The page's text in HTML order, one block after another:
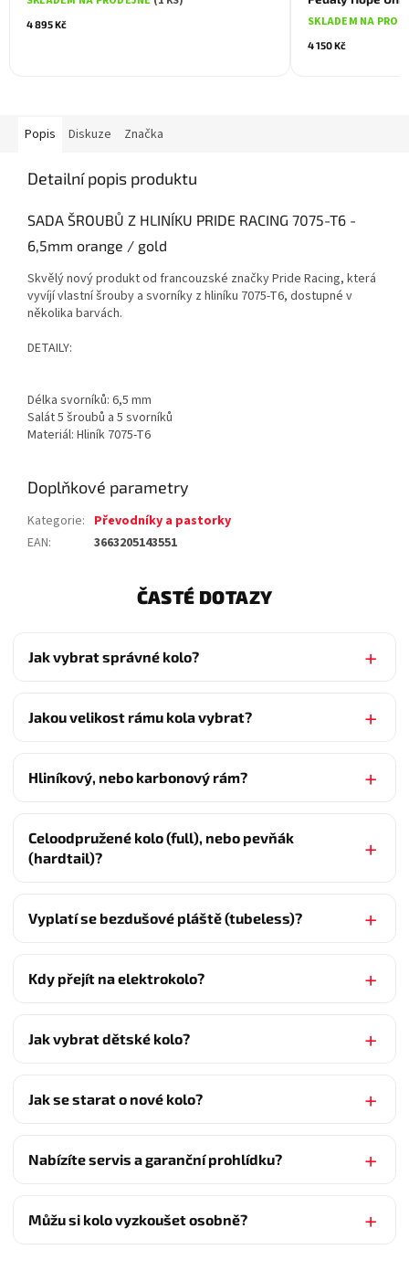
4 895 Kč SKLADEM NA
4 150 Kč
Popis Diskuze Značka
Detailní popis produktu
SADA ŠROUBŮ Z HLINÍKU PRIDE RACING 7075-T6 -
6,5mm orange / gold
Skvělý nový produkt od francouzské značky Pride Racing, která
vyvíjí vlastní šrouby a svorníky z hliníku 7075-T6, dostupné v
několika barvách.
DETAILY:
Délka svorníků: 6,5 mm
Salát 5 šroubů a 5 svorníků
Materiál: Hliník 7075-T6
Doplňkové parametry
Kategorie: Převodníky a pastorky
EAN: 3663205143551
ČASTÉ DOTAZY
Jak vybrat správné kolo?
Jakou velikost rámu kola vybrat?
Hliníkový, nebo karbonový rám?
Celoodpružené kolo (full), nebo pevňák
(hardtail)?
Vyplatí se bezdušové pláště (tubeless)?
Kdy přejít na elektrokolo?
Jak vybrat dětské kolo?
Jak se starat o nové kolo?
Nabízíte servis a garanční prohlídku?
Můžu si kolo vyzkoušet osobně?